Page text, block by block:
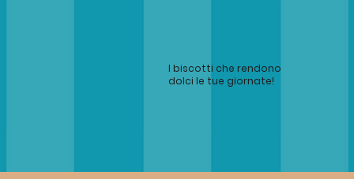
I biscotti che rendono
dolci le tue giornate!